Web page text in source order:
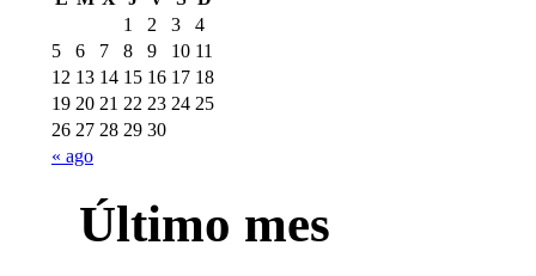
« ago
1 2 3
4
5
6 7 8 9 10 11
12 13 14 15 16 17 18
19 20 21 22 23 24 25
26 27 28 29 30
Último mes